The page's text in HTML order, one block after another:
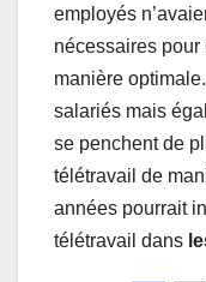
employés
nécessaires
manière
salariés mais
se penchent de
télétravail de
années pourrait
télétravail dans